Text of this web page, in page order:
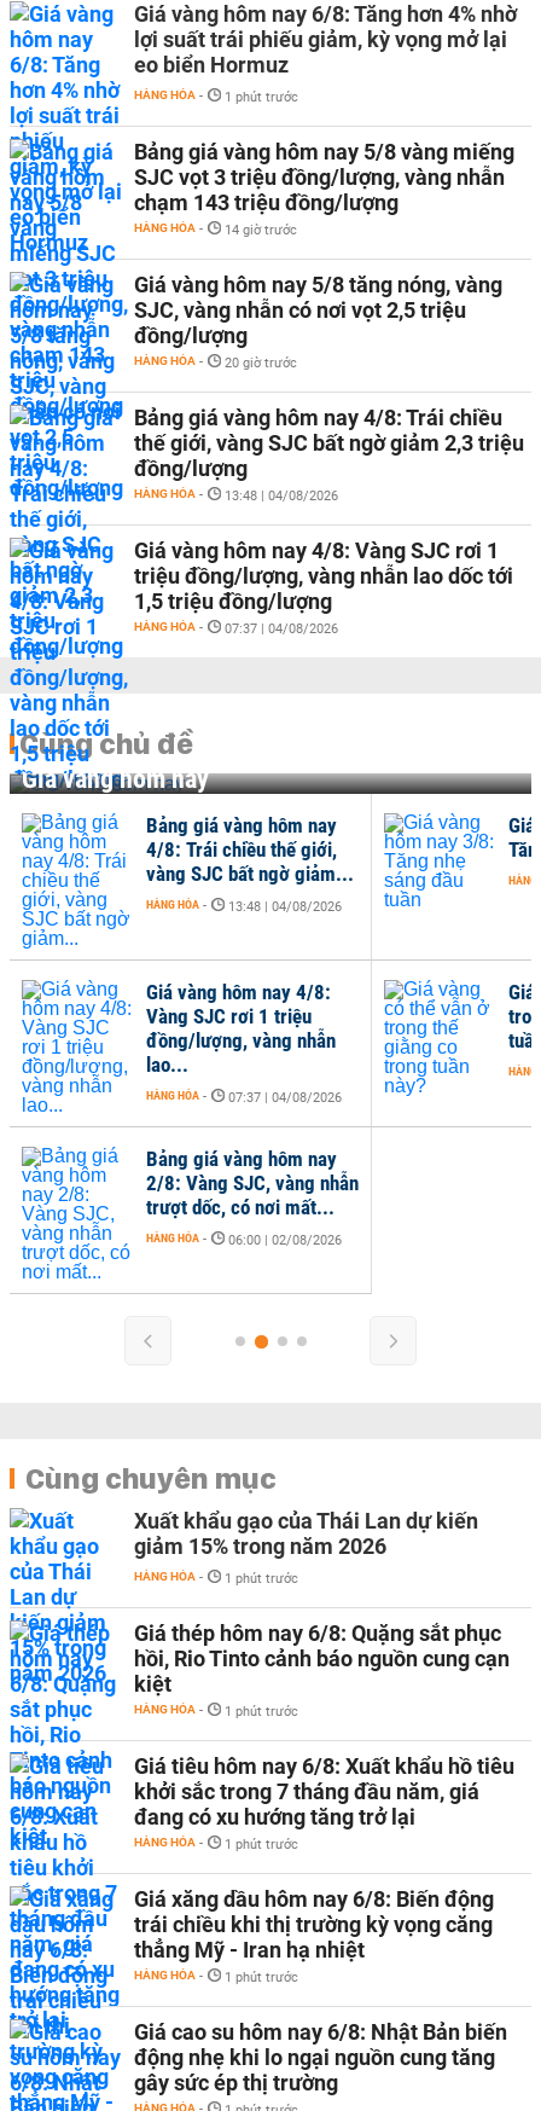
Giá vàng hôm nay 6/8: Tăng hơn 4% nhờ
lợi suất trái phiếu giảm, kỳ vọng mở lại
eo biển Hormuz
HÀNG HÓA - 1 phút trước
Bảng giá vàng hôm nay 5/8 vàng miếng
SJC vọt 3 triệu đồng/lượng, vàng nhẫn
chạm 143 triệu đồng/lượng
HÀNG HÓA - 14 giờ trước
Giá vàng hôm nay 5/8 tăng nóng, vàng
SJC, vàng nhẫn có nơi vọt 2,5 triệu
đồng/lượng
HÀNG HÓA - 20 giờ trước
Bảng giá vàng hôm nay 4/8: Trái chiều
thế giới, vàng SJC bất ngờ giảm 2,3 triệu
đồng/lượng
HÀNG HÓA - 13:48 | 04/08/2026
Giá vàng hôm nay 4/8: Vàng SJC rơi 1
triệu đồng/lượng, vàng nhẫn lao dốc tới
1,5 triệu đồng/lượng
HÀNG HÓA - 07:37 | 04/08/2026
Cùng chủ đề
Giá vàng hôm nay
Bảng giá vàng hôm nay
4/8: Trái chiều thế giới,
vàng SJC bất ngờ giảm...
HÀNG HÓA - 13:48 | 04/08/2026
Giá vàng hôm nay 4/8:
Vàng SJC rơi 1 triệu
đồng/lượng, vàng nhẫn
lao...
HÀNG HÓA - 07:37 | 04/08/2026
HÀNG
Giá
HÀNG
Bảng giá vàng hôm nay
2/8: Vàng SJC, vàng nhẫn
trượt dốc, có nơi mất...
HÀNG HÓA - 06:00 | 02/08/2026
Cùng chuyên mục
Xuất khẩu gạo của Thái Lan dự kiến
giảm 15% trong năm 2026
HÀNG HÓA - 1 phút trước
Giá thép hôm nay 6/8: Quặng sắt phục
hồi, Rio Tinto cảnh báo nguồn cung cạn
kiệt
HÀNG HÓA - 1 phút trước
Giá tiêu hôm nay 6/8: Xuất khẩu hồ tiêu
khởi sắc trong 7 tháng đầu năm, giá
đang có xu hướng tăng trở lại
HÀNG HÓA - 1 phút trước
Giá xăng dầu hôm nay 6/8: Biến động
trái chiều khi thị trường kỳ vọng căng
thẳng Mỹ - Iran hạ nhiệt
HÀNG HÓA - 1 phút trước
Giá cao su hôm nay 6/8: Nhật Bản biến
động nhẹ khi lo ngại nguồn cung tăng
gây sức ép thị trường
HÀNG HÓA